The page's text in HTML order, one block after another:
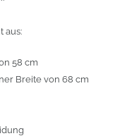
aus:
58 cm
Breite von 68 cm